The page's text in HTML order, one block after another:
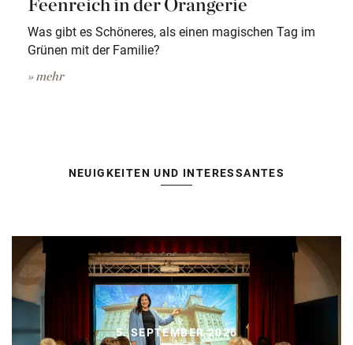
Was gibt es Schöneres, als einen magischen Tag im
Grünen mit der Familie?
» mehr
NEUIGKEITEN UND INTERESSANTES
5. SEPTEMBER 2026